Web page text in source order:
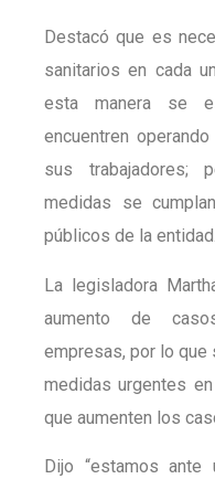
Destacó que es
sanitarios en cada
esta manera se
encuentren
sus trabajadores;
medidas se
públicos de la entidad.
La legisladora
aumento de
empresas, por lo que
medidas urgentes
que aumenten los
Dijo “estamos ante